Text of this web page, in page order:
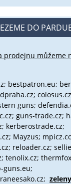
DO
prodejnu můžeme
bestpatron.eu;
guns;
guns-trade.cz;
kerberostrade.cz;
Mayzus;
reloader.cz;
tenolix.cz;
guns.eu;